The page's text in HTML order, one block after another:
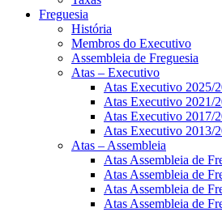
Freguesia
História
Membros do Executivo
Assembleia de Freguesia
Atas – Executivo
Atas Executivo 2025/
Atas Executivo 2021/
Atas Executivo 2017/
Atas Executivo 2013/
Atas – Assembleia
Atas Assembleia de
Atas Assembleia de
Atas Assembleia de
Atas Assembleia de